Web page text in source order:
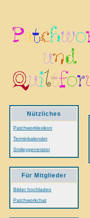
Nützliches
Patchworklexikon
Terminkalender
Smileygenerator
Für Mitglieder
Bilder hochladen
Patchworkchat